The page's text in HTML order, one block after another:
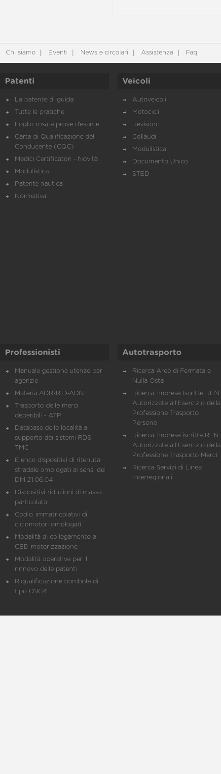
Chi siamo Eventi News e circolari Assistenza Faq
Patenti
La patente di guida
Tutte le pratiche
Foglio rosa e prove d’esame
Carta di Qualificazione del
Conducente (CQC)
Medici Certificatori - Novità
Modulistica
Patente nautica
Normativa
Veicoli
Autoveicoli
Motocicli
Revisioni
Collaudi
Modulistica
Documento Unico
STED
Professionisti
Manuale gestione utenze per
agenzie
Materia ADR-RID-ADN
Trasporto delle merci
deperibili - ATP
Database delle località a
supporto dei sistemi RDS
TMC
Elenco dispositivi di ritenuta
stradale omologati ai sensi del
DM 21.06.04
Dispositivi riduzioni di massa
particolato
Codici immatricolativi di
ciclomotori omologati
Modalità di collegamento al
CED motorizzazione
Modalità operative per il
rinnovo delle patenti
Riqualificazione bombole di
tipo CNG4
Autotrasporto
Ricerca Aree di Fermata e
Nulla Osta
Ricerca Imprese Iscritte REN
Autorizzate all'Esercizio della
Professione Trasporto
Persone
Ricerca Imprese iscritte REN
Autorizzate all'Esercizio della
Professione Trasporto Merci
Ricerca Servizi di Linea
Interregionali